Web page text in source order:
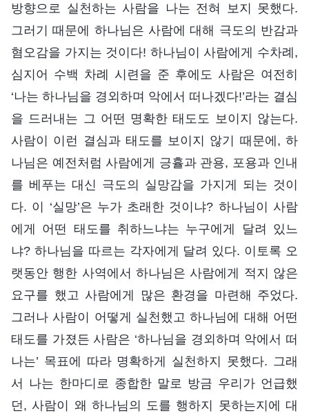
방향으로 실천하는 사람을 나는 전혀 보지 못했다.
그러기 때문에 하나님은 사람에 대해 극도의 반감과
혐오감을 가지는 것이다! 하나님이 사람에게 수차례,
심지어 수백 차례 시련을 준 후에도 사람은 여전히
‘나는 하나님을 경외하며 악에서 떠나겠다!’라는 결심
을 드러내는 그 어떤 명확한 태도도 보이지 않는다.
사람이 이런 결심과 태도를 보이지 않기 때문에, 하
나님은 예전처럼 사람에게 긍휼과 관용, 포용과 인내
를 베푸는 대신 극도의 실망감을 가지게 되는 것이
다. 이 ‘실망’은 누가 초래한 것이냐? 하나님이 사람
에게 어떤 태도를 취하느냐는 누구에게 달려 있느
냐? 하나님을 따르는 각자에게 달려 있다. 이토록 오
랫동안 행한 사역에서 하나님은 사람에게 적지 않은
요구를 했고 사람에게 많은 환경을 마련해 주었다.
그러나 사람이 어떻게 실천했고 하나님에 대해 어떤
태도를 가졌든 사람은 ‘하나님을 경외하며 악에서 떠
나는’ 목표에 따라 명확하게 실천하지 못했다. 그래
서 나는 한마디로 종합한 말로 방금 우리가 언급했
던, 사람이 왜 하나님의 도를 행하지 못하는지에 대